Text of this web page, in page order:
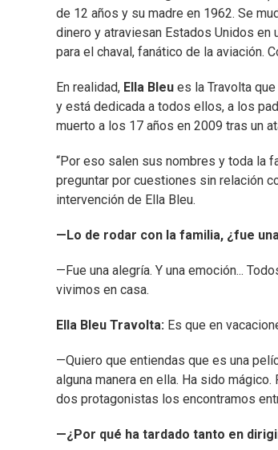
de 12 años y su madre en 1962. Se
dinero y atraviesan Estados Unidos en
para el chaval, fanático de la aviación.
En realidad, Ella Bleu es la Travolta
y está dedicada a todos ellos, a los
muerto a los 17 años en 2009 tras un
“Por eso salen sus nombres y toda la
preguntar por cuestiones sin relación
intervención de Ella Bleu.
—Lo de rodar con la familia, ¿fue
—Fue una alegría. Y una emoción...
vivimos en casa.
Ella Bleu Travolta: Es que en
—Quiero que entiendas que es una
alguna manera en ella. Ha sido
dos protagonistas los encontramos
—¿Por qué ha tardado tanto en